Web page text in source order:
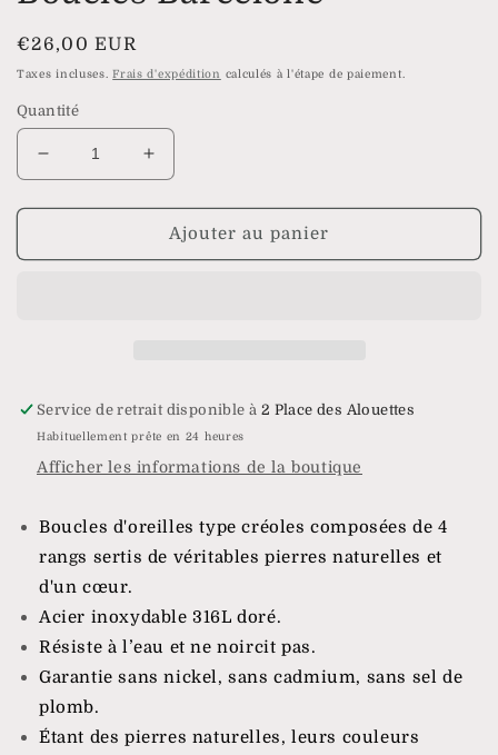
Prix
habituel
€26,00 EUR
Taxes incluses. Frais d'expédition calculés à l'étape de paiement.
Quantité
Réduire
la
quantité
Boucles
Augmenter
la
quantité
Boucles
Ajouter au panier
Service de retrait disponible à 2 Place des Alouettes
Habituellement prête en 24 heures
Afficher les informations de la boutique
Boucles d'oreilles type créoles composées de 4
rangs sertis de véritables pierres naturelles et
d'un cœur.
Acier inoxydable 316L doré.
Résiste à l’eau et ne noircit pas.
Garantie sans nickel, sans cadmium, sans sel de
plomb.
Étant des pierres naturelles, leurs couleurs